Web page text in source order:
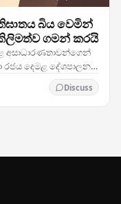
බිය වෙමින්
ගමන් කරයි
අසාධාරණතාවන්ගෙන්
රජය දෙමළ දේශපාලන
Discuss